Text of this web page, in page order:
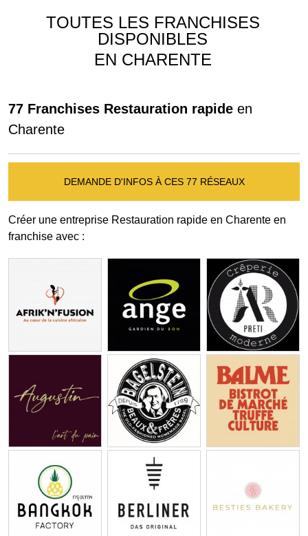
TOUTES LES FRANCHISES
DISPONIBLES
EN CHARENTE
77 Franchises Restauration rapide en
Charente
DEMANDE D'INFOS À CES 77 RÉSEAUX
Créer une entreprise Restauration rapide en Charente en
franchise avec :